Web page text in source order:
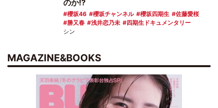
のか!?
櫻坂46 櫻坂チャンネル 櫻坂四期生
佐藤愛桜
勝又春
浅井恋乃未 四期生ドキュメンタリー
シン
MAGAZINE&BOOKS